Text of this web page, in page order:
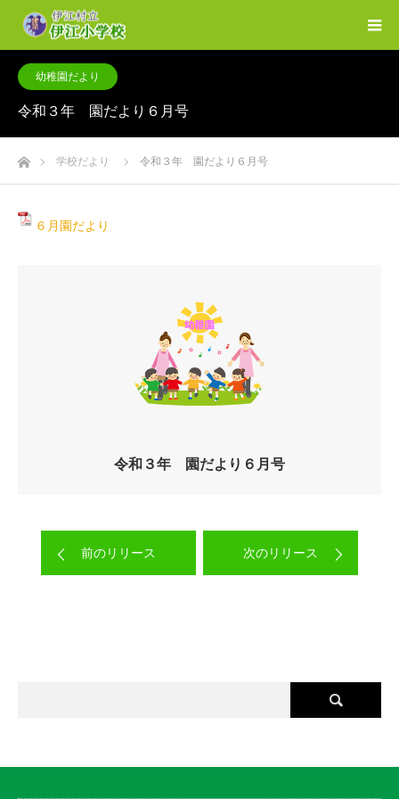
幼稚園だより
令和３年 園だより６月号
ホーム学校だより 令和３年 園だより６月号
６月園だより
令和３年 園だより６月号
前のリリース 次のリリース